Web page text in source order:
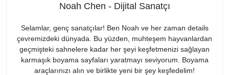
Noah Chen - Dijital Sanatçı
Selamlar, genç sanatçılar! Ben Noah ve her zaman details
çevremizdeki dünyada. Bu yüzden, muhteşem hayvanlardan
geçmişteki sahnelere kadar her şeyi keşfetmenizi sağlayan
karmaşık boyama sayfaları yaratmayı seviyorum. Boyama
araçlarınızı alın ve birlikte yeni bir şey keşfedelim!